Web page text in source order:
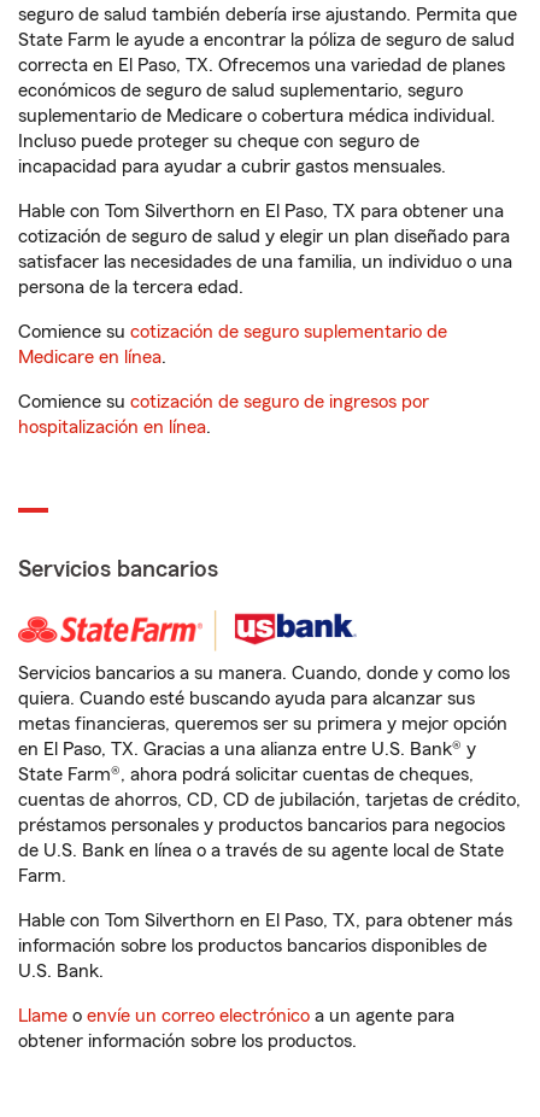
seguro de salud también debería irse ajustando. Permita que
State Farm le ayude a encontrar la póliza de seguro de salud
correcta en El Paso, TX. Ofrecemos una variedad de planes
económicos de seguro de salud suplementario, seguro
suplementario de Medicare o cobertura médica individual.
Incluso puede proteger su cheque con seguro de
incapacidad para ayudar a cubrir gastos mensuales.
Hable con Tom Silverthorn en El Paso, TX para obtener una
cotización de seguro de salud y elegir un plan diseñado para
satisfacer las necesidades de una familia, un individuo o una
persona de la tercera edad.
Comience su cotización de seguro suplementario de
Medicare en línea.
Comience su cotización de seguro de ingresos por
hospitalización en línea.
Servicios bancarios
Servicios bancarios a su manera. Cuando, donde y como los
quiera. Cuando esté buscando ayuda para alcanzar sus
metas financieras, queremos ser su primera y mejor opción
en El Paso, TX. Gracias a una alianza entre U.S. Bank® y
State Farm®, ahora podrá solicitar cuentas de cheques,
cuentas de ahorros, CD, CD de jubilación, tarjetas de crédito,
préstamos personales y productos bancarios para negocios
de U.S. Bank en línea o a través de su agente local de State
Farm.
Hable con Tom Silverthorn en El Paso, TX, para obtener más
información sobre los productos bancarios disponibles de
U.S. Bank.
Llame o envíe un correo electrónico a un agente para
obtener información sobre los productos.